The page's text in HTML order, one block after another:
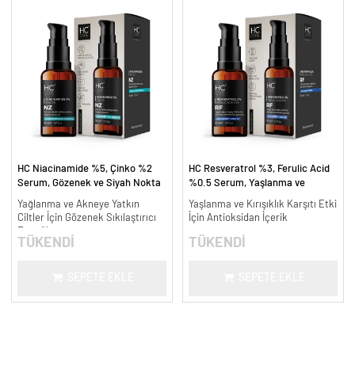
HC Niacinamide %5, Çinko %2
Serum, Gözenek ve Siyah Nokta
30 ml.
Yağlanma ve Akneye Yatkın
Ciltler İçin Gözenek Sıkılaştırıcı
TÜKENDİ
HC Resveratrol %3, Ferulic Acid
%0.5 Serum, Yaşlanma ve
Yaşlanma ve Kırışıklık Karşıtı Etki
İçin Antioksidan İçerik
TÜKENDİ